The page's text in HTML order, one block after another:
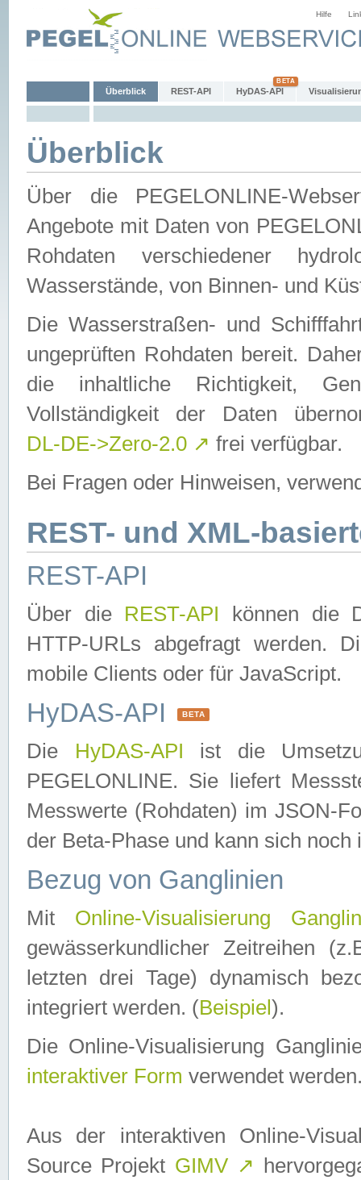
Hilfe
Überblick REST-API HyDAS-API
Überblick
Über die PEGELONLINE-
Angebote mit Daten von
Rohdaten verschiedener
Wasserstände, von Binnen- und
Die Wasserstraßen- und
ungeprüften Rohdaten bereit.
die inhaltliche Richtigkeit,
Vollständigkeit der Daten
DL-DE->Zero-2.0 ↗ frei verfügbar.
Bei Fragen oder Hinweisen,
REST- und XML-
REST-API
Über die REST-API können die
HTTP-URLs abgefragt werden.
mobile Clients oder für JavaScript.
HyDAS-API BETA
Die HyDAS-API ist die
PEGELONLINE. Sie liefert
Messwerte (Rohdaten) im JSON-
der Beta-Phase und kann sich noch
Bezug von Ganglinien
Mit Online-Visualisierung
gewässerkundlicher Zeitreihen
letzten drei Tage) dynamisch
integriert werden. (Beispiel ).
Die Online-Visualisierung
interaktiver Form verwendet
Aus der interaktiven Online-
Source Projekt GIMV ↗